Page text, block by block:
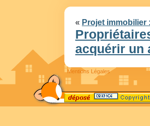
« Projet immobilier
acquérir un
Mentions Légales